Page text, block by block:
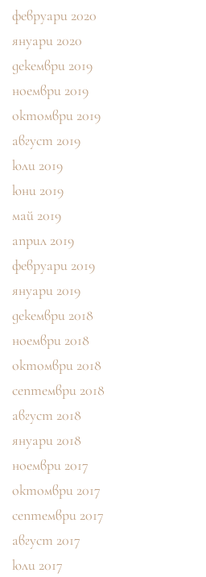
февруари 2020
януари 2020
декември 2019
ноември 2019
октомври 2019
август 2019
юли 2019
юни 2019
май 2019
април 2019
февруари 2019
януари 2019
декември 2018
ноември 2018
октомври 2018
септември 2018
август 2018
януари 2018
ноември 2017
октомври 2017
септември 2017
август 2017
юли 2017